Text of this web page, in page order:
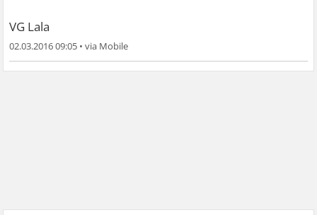
VG Lala
02.03.2016 09:05 •